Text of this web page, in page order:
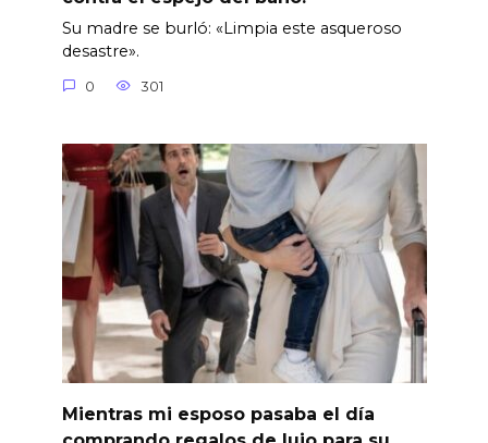
Su madre se burló: «Limpia este asqueroso
desastre».
0 301
Mientras mi esposo pasaba el día